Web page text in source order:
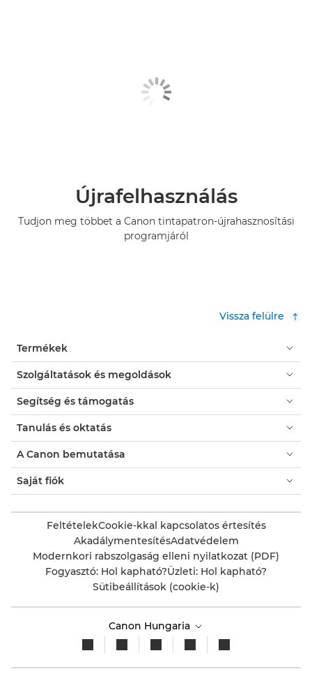
Újrafelhasználás
Tudjon meg többet a Canon tintapatron-újrahasznosítási
programjáról
Vissza felülre
Termékek
Szolgáltatások és megoldások
Segítség és támogatás
Tanulás és oktatás
A Canon bemutatása
Saját fiók
FeltételekCookie-kkal kapcsolatos értesítés
AkadálymentesítésAdatvédelem
Modernkori rabszolgaság elleni nyilatkozat (PDF)
Fogyasztó: Hol kapható?Üzleti: Hol kapható?
Sütibeállítások (cookie-k)
Canon Hungaria